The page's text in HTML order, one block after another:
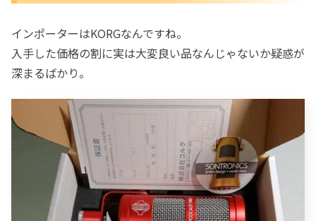
インポーターはKORGなんですね。
入手した価格の割に実は大変良い品なんじゃないか疑惑が
深まるばかり。